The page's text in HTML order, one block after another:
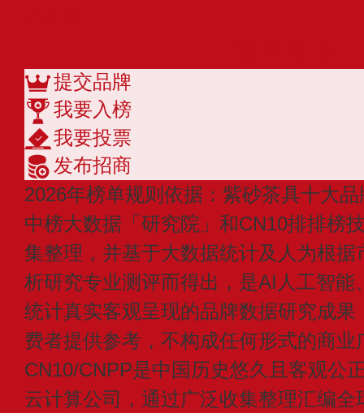
提交品牌
我要入榜
我要投票
发布招商
2026年榜单规则依据：紫砂茶具十大
中榜大数据「研究院」和CN10排排榜
集整理，并基于大数据统计及人为根
析研究专业测评而得出，是AI人工智能
统计真实客观呈现的品牌数据研究成
费者提供参考，不构成任何形式的商业
CN10/CNPP是中国历史悠久且客观公
云计算公司，通过广泛收集整理汇编